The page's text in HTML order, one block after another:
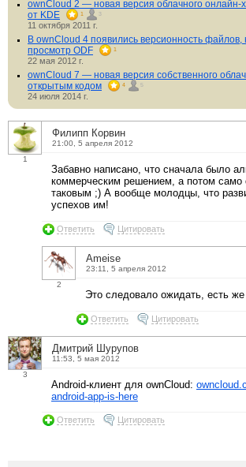
ownCloud 2 — новая версия облачного
от KDE
1 3
11 октября 2011 г.
В ownCloud 4 появились версионность файлов,
просмотр ODF
1
22 мая 2012 г.
ownCloud 7 — новая версия собственного
открытым кодом
4 5
24 июля 2014 г.
1
Филипп Корвин
21:00, 5 апреля 2012
Забавно написано, что сначала было
коммерческим решением, а потом само
таковым ;) А вообще молодцы, что
успехов им!
Ответить Цитировать
2
Ameise
23:11, 5 апреля 2012
Это следовало ожидать, есть же
Ответить Цитировать
3
Дмитрий Шурупов
11:53, 5 мая 2012
Android-клиент для ownCloud:
android-app-is-here
Ответить Цитировать